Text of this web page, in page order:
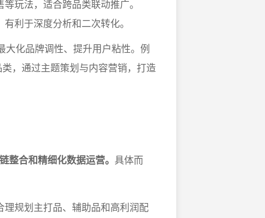
玩法，适合跨品类联动推广。
利于深度分析和二次转化。
化品牌调性、提升用户粘性。例
，通过主题策划与内容营销，打造
合和精细化数据运营。 具体而
规划主打品、辅助品和高利润配